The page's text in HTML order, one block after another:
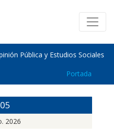
Pública y Estudios Sociales
Portada
05
2026